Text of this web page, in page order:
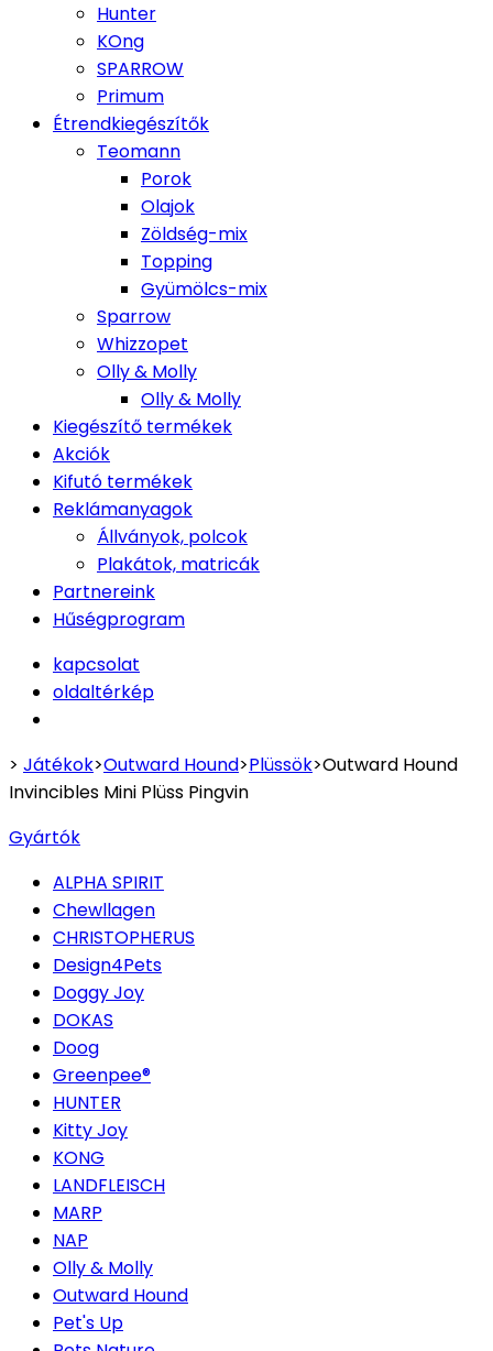
Hunter
KOng
SPARROW
Primum
Étrendkiegészítők
Teomann
Porok
Olajok
Zöldség-mix
Topping
Gyümölcs-mix
Sparrow
Whizzopet
Olly & Molly
Olly & Molly
Kiegészítő termékek
Akciók
Kifutó termékek
Reklámanyagok
Állványok, polcok
Plakátok, matricák
Partnereink
Hűségprogram
kapcsolat
oldaltérkép
> Játékok>Outward Hound>Plüssök>Outward Hound
Invincibles Mini Plüss Pingvin
Gyártók
ALPHA SPIRIT
Chewllagen
CHRISTOPHERUS
Design4Pets
Doggy Joy
DOKAS
Doog
Greenpee®
HUNTER
Kitty Joy
KONG
LANDFLEISCH
MARP
NAP
Olly & Molly
Outward Hound
Pet's Up